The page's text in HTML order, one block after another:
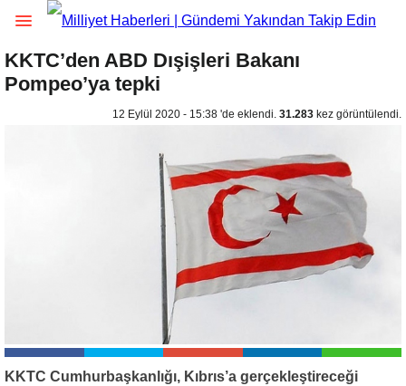
KKTC’den ABD Dışişleri Bakanı
Pompeo’ya tepki
12 Eylül 2020 - 15:38 'de eklendi. 31.283 kez görüntülendi.
KKTC Cumhurbaşkanlığı, Kıbrıs’a gerçekleştireceği